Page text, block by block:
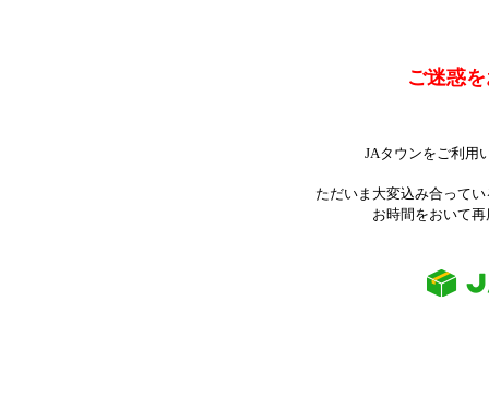
ご迷惑
JAタウンをご利用
ただいま大変込み合って
お時間をおいて